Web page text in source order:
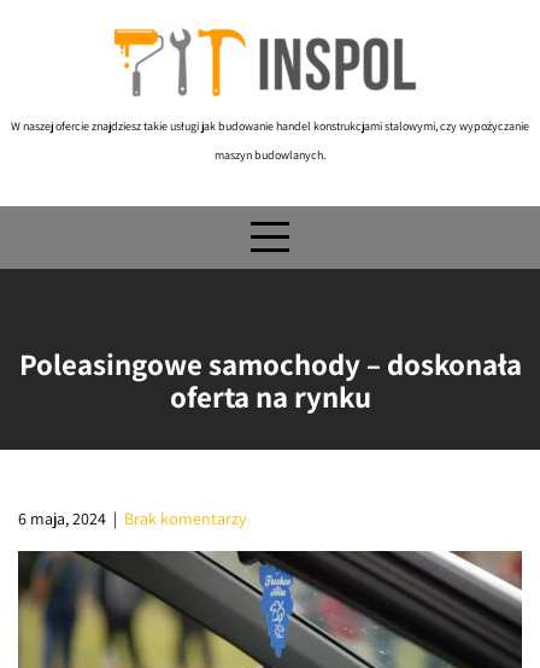
W naszej ofercie znajdziesz takie usługi jak budowanie handel konstrukcjami stalowymi, czy wypożyczanie
maszyn budowlanych.
Poleasingowe samochody – doskonała
oferta na rynku
6 maja, 2024 | Brak komentarzy